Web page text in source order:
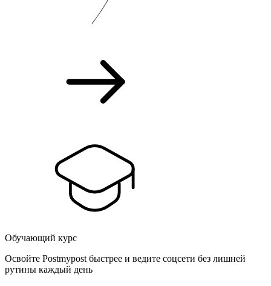
Обучающий курс
Освойте Postmypost быстрее и ведите соцсети без лишней
рутины каждый день